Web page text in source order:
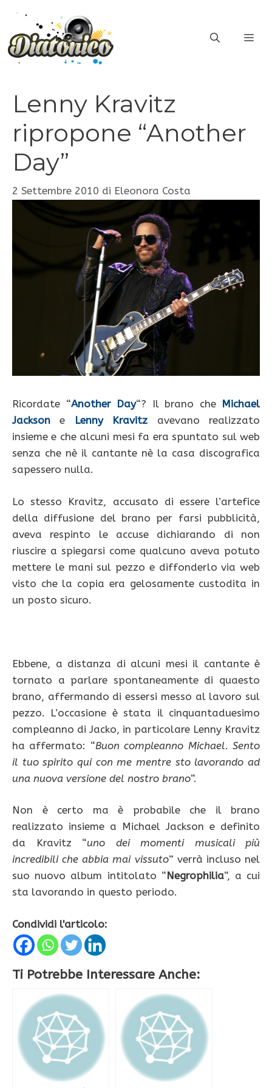
contenuto
Lenny Kravitz
ripropone “Another
Day”
2 Settembre 2010 di Eleonora Costa
Ricordate “Another Day“? Il brano che Michael
Jackson e Lenny Kravitz avevano realizzato
insieme e che alcuni mesi fa era spuntato sul web
senza che nè il cantante nè la casa discografica
sapessero nulla.
Lo stesso Kravitz, accusato di essere l’artefice
della diffusione del brano per farsi pubblicità,
aveva respinto le accuse dichiarando di non
riuscire a spiegarsi come qualcuno aveva potuto
mettere le mani sul pezzo e diffonderlo via web
visto che la copia era gelosamente custodita in
un posto sicuro.
Ebbene, a distanza di alcuni mesi il cantante è
tornato a parlare spontaneamente di quaesto
brano, affermando di essersi messo al lavoro sul
pezzo. L’occasione è stata il cinquantaduesimo
compleanno di Jacko, in particolare Lenny Kravitz
ha affermato: “Buon compleanno Michael. Sento
il tuo spirito qui con me mentre sto lavorando ad
una nuova versione del nostro brano“.
Non è certo ma è probabile che il brano
realizzato insieme a Michael Jackson e definito
da Kravitz “uno dei momenti musicali più
incredibili che abbia mai vissuto” verrà incluso nel
suo nuovo album intitolato “Negrophilia“, a cui
sta lavorando in questo periodo.
Condividi l'articolo:
Ti Potrebbe Interessare Anche: